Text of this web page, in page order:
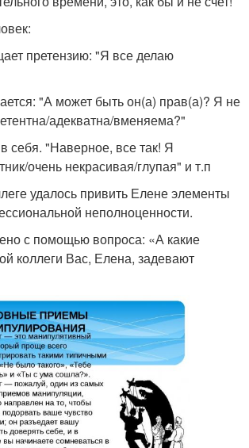
претензию: "Я все делаю
"А может быть он(а) прав(а)? Я не
адекватна/вменяема?"
себя. "Наверное, все так! Я
очень некрасивая/глупая" и т.п
удалось привить Елене элементы
неполноценности.
с помощью вопроса: «А какие
коллеги Вас, Елена, задевают